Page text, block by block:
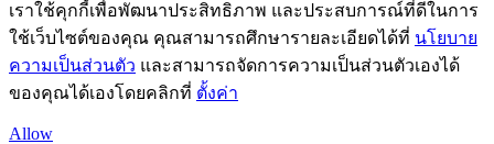
เราใช้คุกกี้เพื่อพัฒนาประสิทธิภาพ และประสบการณ์ที่ดีในการ
ใช้เว็บไซต์ของคุณ คุณสามารถศึกษารายละเอียดได้ที่ นโยบาย
ความเป็นส่วนตัว และสามารถจัดการความเป็นส่วนตัวเองได้
ของคุณได้เองโดยคลิกที่ ตั้งค่า
Allow